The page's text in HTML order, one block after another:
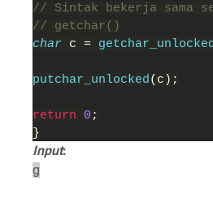
// Sintak bekerja sama
// getchar()
char c = getchar_unlocked
putchar_unlocked (c);
return 0 ;
}
Input:
g